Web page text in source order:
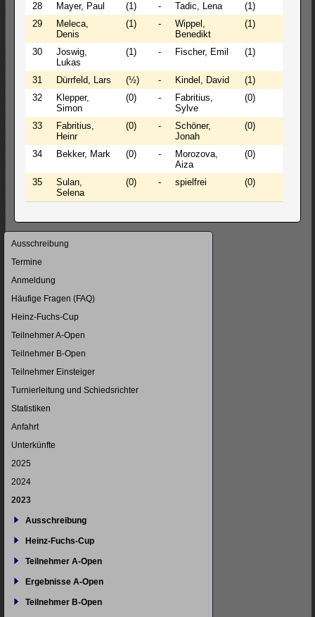
28 Mayer, Paul (1) - Tadic, Lena (1)
29
Meleca,
Denis
(1) -
Wippel,
Benedikt
(1)
30
Joswig,
Lukas
(1) - Fischer, Emil (1)
31 Dürrfeld, Lars (½) - Kindel, David (1)
32
Klepper,
Simon
(0) -
Fabritius,
Sylve
(0)
33
Fabritius,
Heinr
(0) -
Schöner,
Jonah
(0)
34 Bekker, Mark (0) -
Morozova,
Aiza
(0)
35
Sulan,
Selena
(0) - spielfrei (0)
Navigation
Ausschreibung
Termine
Anmeldung
Häufige Fragen (FAQ)
Heinz-Fuchs-Cup
Teilnehmer A-Open
Teilnehmer B-Open
Teilnehmer Einsteiger
Turnierleitung und Schiedsrichter
Statistiken
Anfahrt
Unterkünfte
2025
2024
2023
Ausschreibung
Heinz-Fuchs-Cup
Teilnehmer A-Open
Ergebnisse A-Open
Teilnehmer B-Open